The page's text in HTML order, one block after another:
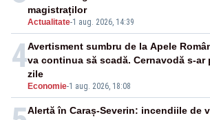
Actualitate-1 aug. 2026, 14:39
magistraților
4
Economie-1 aug. 2026, 18:08
Avertisment sumbru de la Apele
va continua să scadă. Cernavodă s-
zile
Alertă în Caraș-Severin: incendiile de